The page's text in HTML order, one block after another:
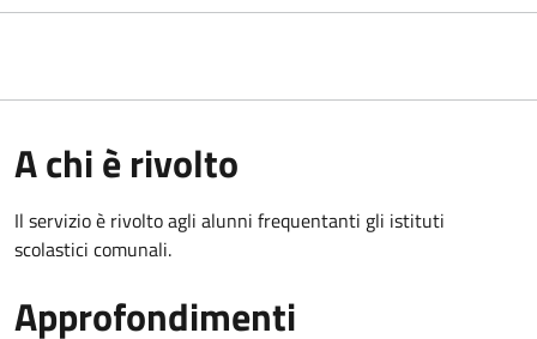
A chi è rivolto
Il servizio è rivolto agli alunni frequentanti gli istituti
scolastici comunali.
Approfondimenti